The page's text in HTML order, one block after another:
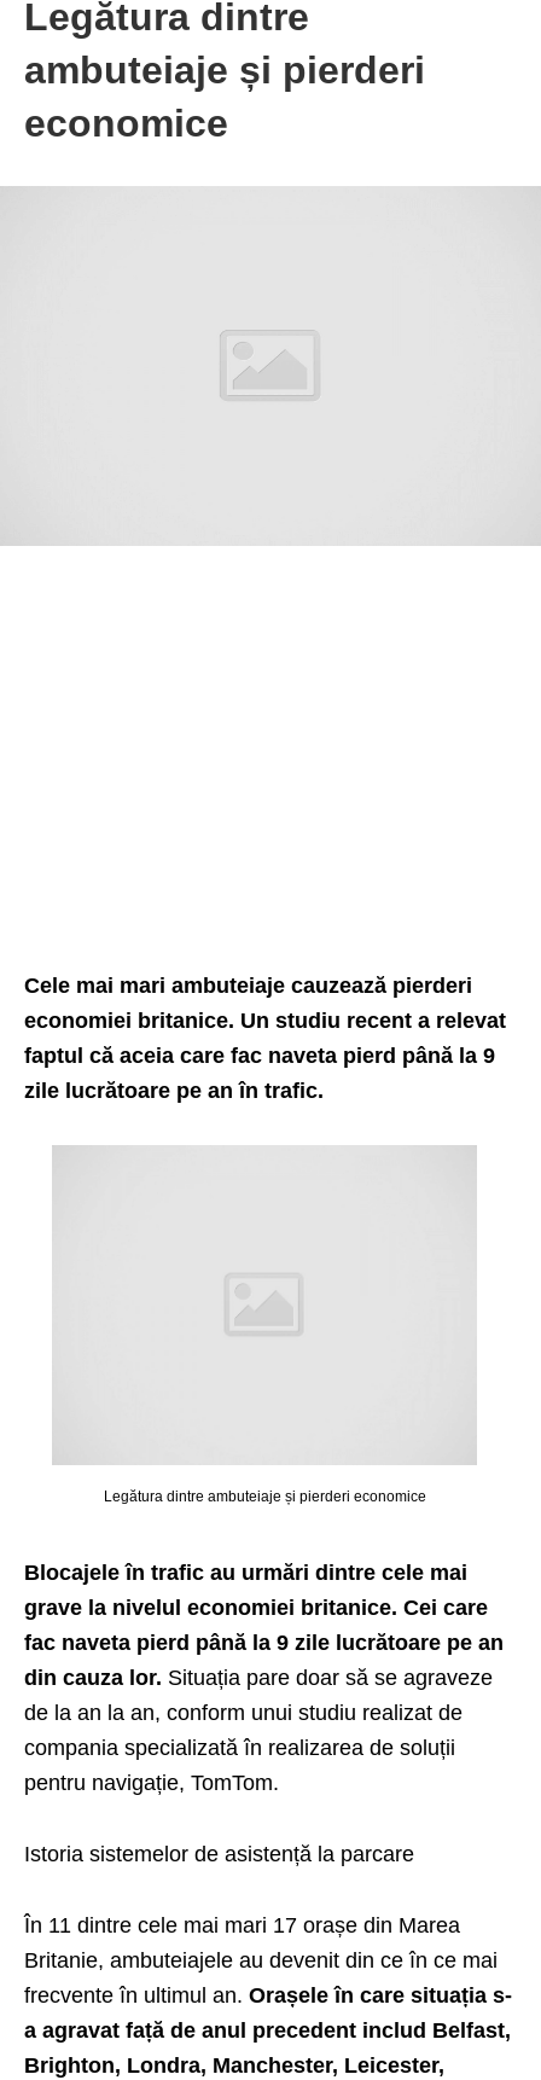
Legătura dintre
ambuteiaje și pierderi
economice
Cele mai mari ambuteiaje cauzează pierderi
economiei britanice. Un studiu recent a relevat
faptul că aceia care fac naveta pierd până la 9
zile lucrătoare pe an în trafic.
Legătura dintre ambuteiaje și pierderi economice
Blocajele în trafic au urmări dintre cele mai
grave la nivelul economiei britanice. Cei care
fac naveta pierd până la 9 zile lucrătoare pe an
din cauza lor. Situația pare doar să se agraveze
de la an la an, conform unui studiu realizat de
compania specializată în realizarea de soluții
pentru navigație, TomTom.
Istoria sistemelor de asistență la parcare
În 11 dintre cele mai mari 17 orașe din Marea
Britanie, ambuteiajele au devenit din ce în ce mai
frecvente în ultimul an. Orașele în care situația s-
a agravat față de anul precedent includ Belfast,
Brighton, Londra, Manchester, Leicester,